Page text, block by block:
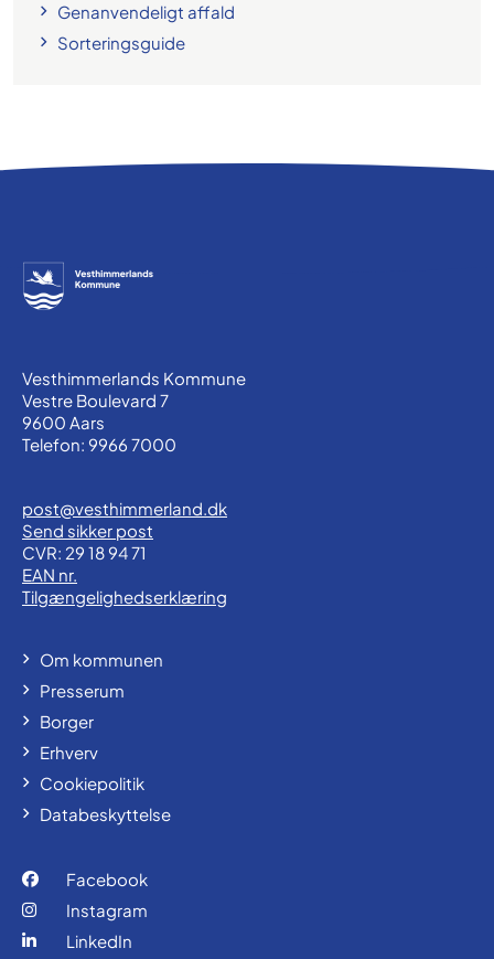
Genanvendeligt affald
Sorteringsguide
Vesthimmerlands Kommune
Vestre Boulevard 7
9600 Aars
Telefon: 9966 7000
post@vesthimmerland.dk
Send sikker post
CVR: 29 18 94 71
EAN nr.
Tilgængelighedserklæring
Om kommunen
Presserum
Borger
Erhverv
Cookiepolitik
Databeskyttelse
Facebook
Instagram
LinkedIn